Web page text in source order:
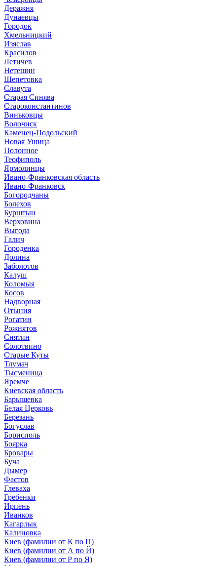
Деражня
Дунаевцы
Городок
Хмельницкий
Изяслав
Красилов
Летичев
Нетешин
Шепетовка
Славута
Старая Синява
Староконстантинов
Виньковцы
Волочиск
Каменец-Подольский
Новая Ушица
Полонное
Теофиполь
Ярмолинцы
Ивано-Франковская область
Ивано-Франковск
Богородчаны
Болехов
Бурштын
Верховина
Выгода
Галич
Городенка
Долина
Заболотов
Калуш
Коломыя
Косов
Надворная
Отыния
Рогатин
Рожнятов
Снятин
Солотвино
Старые Куты
Тлумач
Тысменица
Яремче
Киевская область
Барышевка
Белая Церковь
Березань
Богуслав
Борисполь
Боярка
Бровары
Буча
Дымер
Фастов
Глеваха
Гребенки
Ирпень
Иванков
Кагарлык
Калиновка
Киев (фамилии от К по П)
Киев (фамилии от А по Й)
Киев (фамилии от Р по Я)